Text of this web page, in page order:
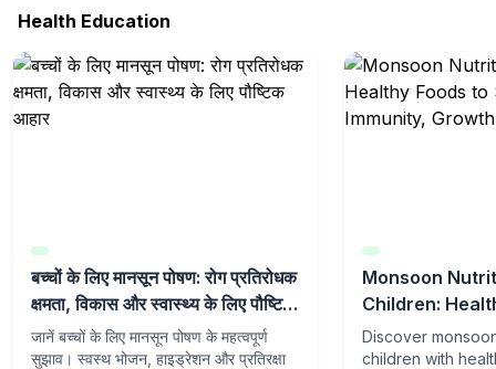
Health Education
बच्चों के लिए मानसून पोषण: रोग प्रतिरोधक
क्षमता, विकास और स्वास्थ्य के लिए पौष्टिक
आहार
जानें बच्चों के लिए मानसून पोषण के महत्वपूर्ण
सुझाव। स्वस्थ भोजन, हाइड्रेशन और प्रतिरक्षा
Monsoon
Children:
Support
Wellness
Discover
children with